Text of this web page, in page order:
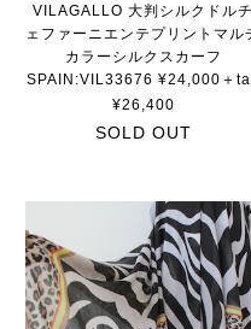
VILAGALLO 大判シルクドルチ
ェファーニエンテプリントマル
カラーシルクスカーフ
SPAIN:VIL33676 ¥24,000＋
¥26,400
SOLD OUT